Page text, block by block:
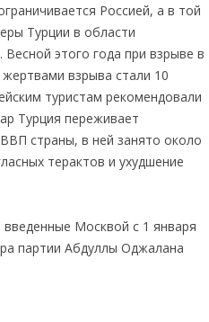
Россией, а в той
Турции в области
этого года при взрыве в
взрыва стали 10
туристам рекомендовали
Турция переживает
страны, в ней занято около
терактов и ухудшение
Москвой с 1 января
партии Абдуллы Оджалана